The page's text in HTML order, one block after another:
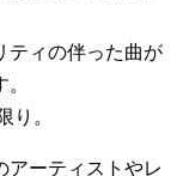
ティの伴った曲が
り。
アーティストやレ